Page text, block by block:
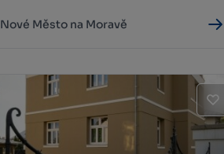
Nové Město na Moravě